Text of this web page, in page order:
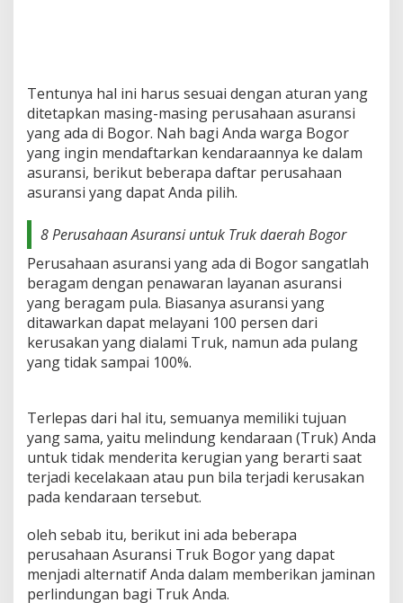
Tentunya hal ini harus sesuai dengan aturan yang
ditetapkan masing-masing perusahaan asuransi
yang ada di Bogor. Nah bagi Anda warga Bogor
yang ingin mendaftarkan kendaraannya ke dalam
asuransi, berikut beberapa daftar perusahaan
asuransi yang dapat Anda pilih.
8 Perusahaan Asuransi untuk Truk daerah Bogor
Perusahaan asuransi yang ada di Bogor sangatlah
beragam dengan penawaran layanan asuransi
yang beragam pula. Biasanya asuransi yang
ditawarkan dapat melayani 100 persen dari
kerusakan yang dialami Truk, namun ada pulang
yang tidak sampai 100%.
Terlepas dari hal itu, semuanya memiliki tujuan
yang sama, yaitu melindung kendaraan (Truk) Anda
untuk tidak menderita kerugian yang berarti saat
terjadi kecelakaan atau pun bila terjadi kerusakan
pada kendaraan tersebut.
oleh sebab itu, berikut ini ada beberapa
perusahaan Asuransi Truk Bogor yang dapat
menjadi alternatif Anda dalam memberikan jaminan
perlindungan bagi Truk Anda.